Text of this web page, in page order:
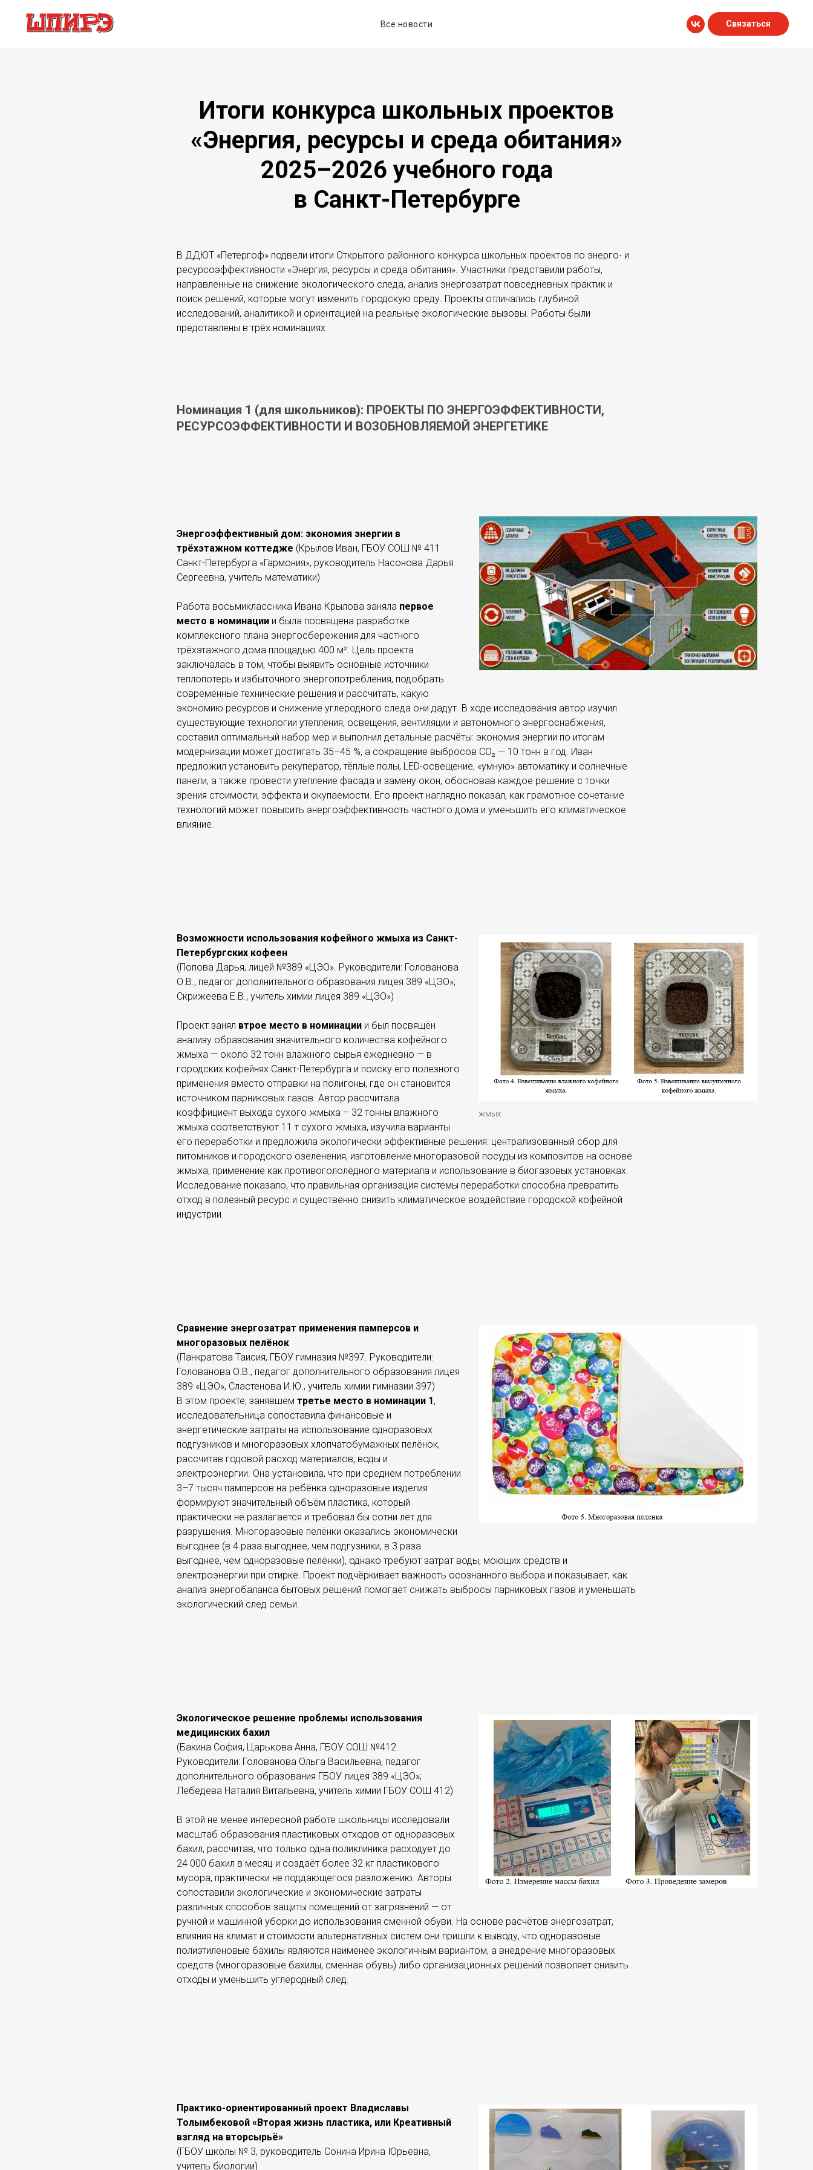
Все новости Связаться
Итоги конкурса школьных проектов
«Энергия, ресурсы и среда обитания»
2025–2026 учебного года
в Санкт-Петербурге
В ДДЮТ «Петергоф» подвели итоги Открытого районного конкурса школьных проектов по энерго- и
ресурсоэффективности «Энергия, ресурсы и среда обитания». Участники представили работы,
направленные на снижение экологического следа, анализ энергозатрат повседневных практик и
поиск решений, которые могут изменить городскую среду. Проекты отличались глубиной
исследований, аналитикой и ориентацией на реальные экологические вызовы. Работы были
представлены в трёх номинациях.
Номинация 1 (для школьников): ПРОЕКТЫ ПО ЭНЕРГОЭФФЕКТИВНОСТИ,
РЕСУРСОЭФФЕКТИВНОСТИ И ВОЗОБНОВЛЯЕМОЙ ЭНЕРГЕТИКЕ
Энергоэффективный дом: экономия энергии в
трёхэтажном коттедже (Крылов Иван, ГБОУ СОШ № 411
Санкт-Петербурга «Гармония», руководитель Насонова Дарья
Сергеевна, учитель математики)
Работа восьмиклассника Ивана Крылова заняла первое
место в номинации и была посвящена разработке
комплексного плана энергосбережения для частного
трёхэтажного дома площадью 400 м². Цель проекта
заключалась в том, чтобы выявить основные источники
теплопотерь и избыточного энергопотребления, подобрать
современные технические решения и рассчитать, какую
экономию ресурсов и снижение углеродного следа они дадут. В ходе исследования автор изучил
существующие технологии утепления, освещения, вентиляции и автономного энергоснабжения,
составил оптимальный набор мер и выполнил детальные расчёты: экономия энергии по итогам
модернизации может достигать 35–45 %, а сокращение выбросов СО₂ — 10 тонн в год. Иван
предложил установить рекуператор, тёплые полы, LED-освещение, «умную» автоматику и солнечные
панели, а также провести утепление фасада и замену окон, обосновав каждое решение с точки
зрения стоимости, эффекта и окупаемости. Его проект наглядно показал, как грамотное сочетание
технологий может повысить энергоэффективность частного дома и уменьшить его климатическое
влияние.
жмых
Возможности использования кофейного жмыха из Санкт-
Петербургских кофеен
(Попова Дарья, лицей №389 «ЦЭО». Руководители: Голованова
О.В., педагог дополнительного образования лицея 389 «ЦЭО»;
Скрижеева Е.В., учитель химии лицея 389 «ЦЭО»)
Проект занял втрое место в номинации и был посвящён
анализу образования значительного количества кофейного
жмыха — около 32 тонн влажного сырья ежедневно — в
городских кофейнях Санкт-Петербурга и поиску его полезного
применения вместо отправки на полигоны, где он становится
источником парниковых газов. Автор рассчитала
коэффициент выхода сухого жмыха – 32 тонны влажного
жмыха соответствуют 11 т сухого жмыха, изучила варианты
его переработки и предложила экологически эффективные решения: централизованный сбор для
питомников и городского озеленения, изготовление многоразовой посуды из композитов на основе
жмыха, применение как противогололёдного материала и использование в биогазовых установках.
Исследование показало, что правильная организация системы переработки способна превратить
отход в полезный ресурс и существенно снизить климатическое воздействие городской кофейной
индустрии.
Сравнение энергозатрат применения памперсов и
многоразовых пелёнок
(Панкратова Таисия, ГБОУ гимназия №397. Руководители:
Голованова О.В., педагог дополнительного образования лицея
389 «ЦЭО», Сластенова И.Ю., учитель химии гимназии 397)
В этом проекте, занявшем третье место в номинации 1,
исследовательница сопоставила финансовые и
энергетические затраты на использование одноразовых
подгузников и многоразовых хлопчатобумажных пелёнок,
рассчитав годовой расход материалов, воды и
электроэнергии. Она установила, что при среднем потреблении
3–7 тысяч памперсов на ребёнка одноразовые изделия
формируют значительный объём пластика, который
практически не разлагается и требовал бы сотни лет для
разрушения. Многоразовые пелёнки оказались экономически
выгоднее (в 4 раза выгоднее, чем подгузники, в 3 раза
выгоднее, чем одноразовые пелёнки), однако требуют затрат воды, моющих средств и
электроэнергии при стирке. Проект подчёркивает важность осознанного выбора и показывает, как
анализ энергобаланса бытовых решений помогает снижать выбросы парниковых газов и уменьшать
экологический след семьи.
Экологическое решение проблемы использования
медицинских бахил
(Бакина София, Царькова Анна, ГБОУ СОШ №412.
Руководители: Голованова Ольга Васильевна, педагог
дополнительного образования ГБОУ лицея 389 «ЦЭО»;
Лебедева Наталия Витальевна, учитель химии ГБОУ СОШ 412)
В этой не менее интересной работе школьницы исследовали
масштаб образования пластиковых отходов от одноразовых
бахил, рассчитав, что только одна поликлиника расходует до
24 000 бахил в месяц и создаёт более 32 кг пластикового
мусора, практически не поддающегося разложению. Авторы
сопоставили экологические и экономические затраты
различных способов защиты помещений от загрязнений — от
ручной и машинной уборки до использования сменной обуви. На основе расчётов энергозатрат,
влияния на климат и стоимости альтернативных систем они пришли к выводу, что одноразовые
полиэтиленовые бахилы являются наименее экологичным вариантом, а внедрение многоразовых
средств (многоразовые бахилы, сменная обувь) либо организационных решений позволяет снизить
отходы и уменьшить углеродный след.
Практико-ориентированный проект Владиславы
Толымбековой «Вторая жизнь пластика, или Креативный
взгляд на вторсырьё»
(ГБОУ школы № 3, руководитель Сонина Ирина Юрьевна,
учитель биологии)